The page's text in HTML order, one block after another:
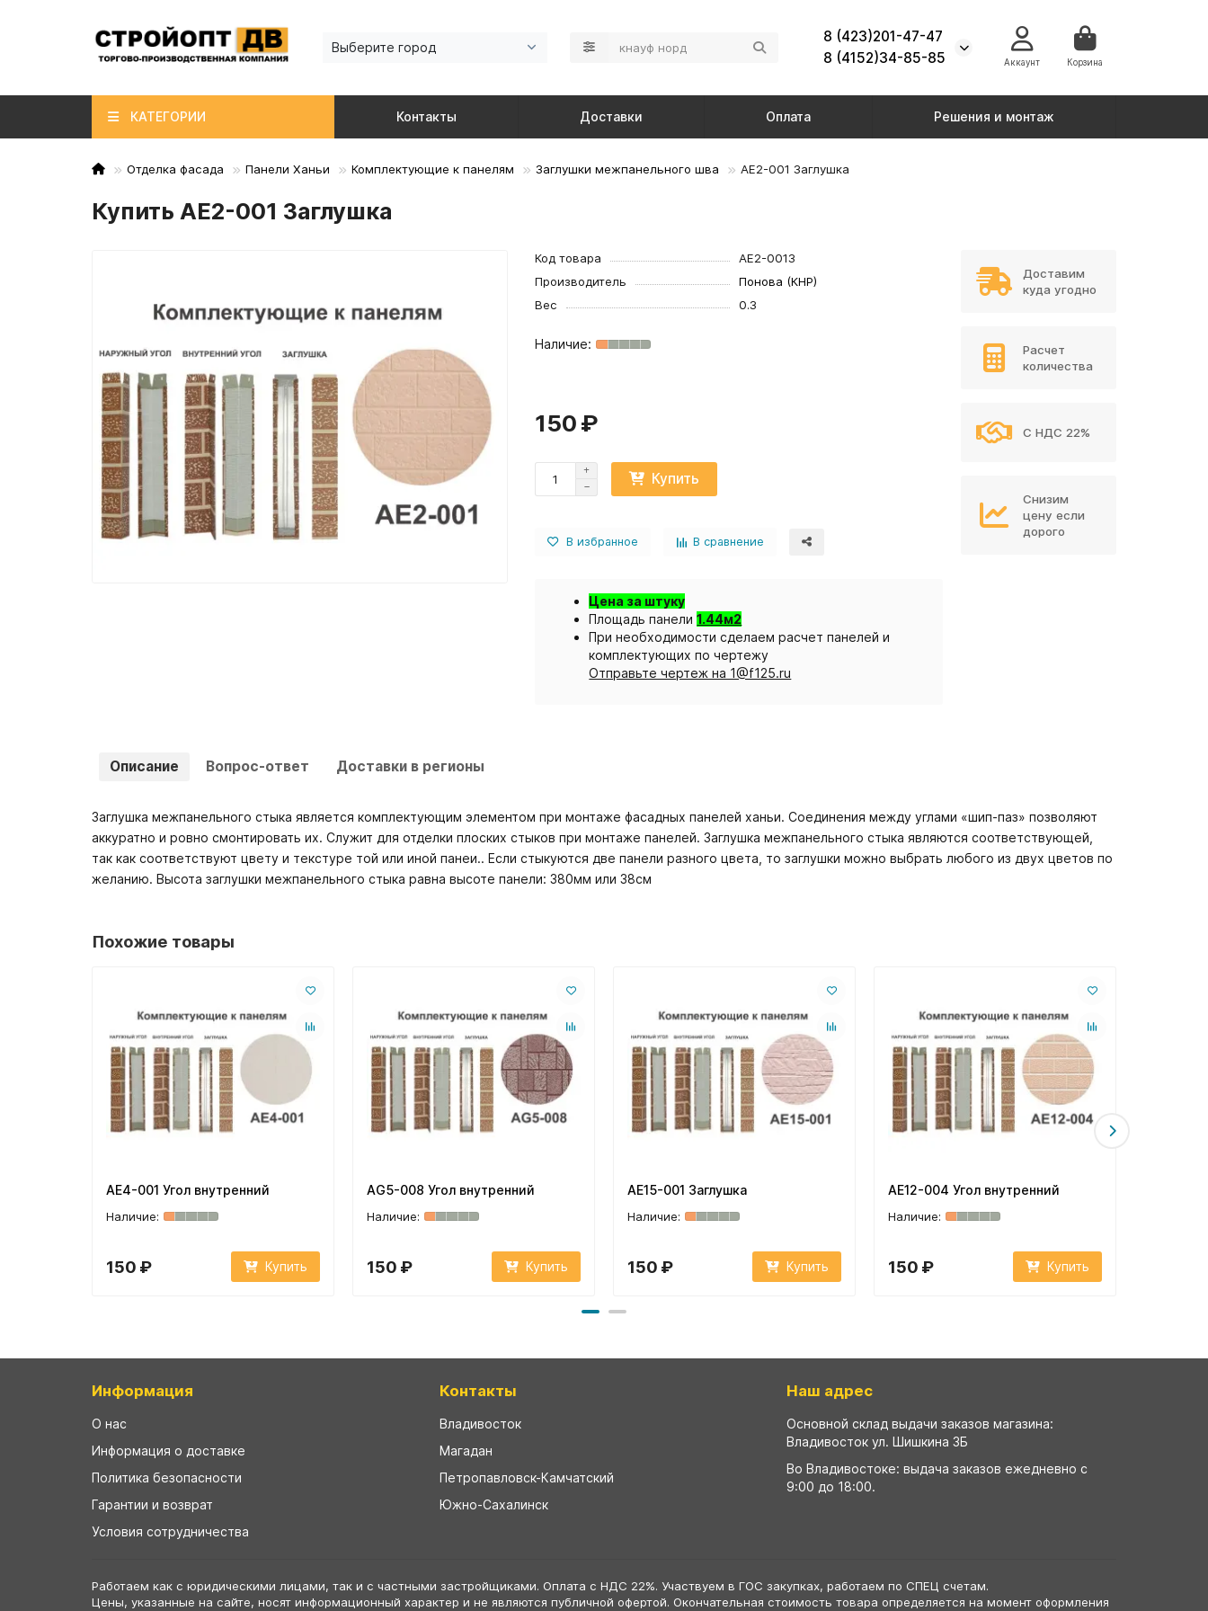
Выберите город
8 (423)201-47-47
8 (4152)34-85-85
Аккаунт Корзина
КАТЕГОРИИ Контакты Доставки Оплата Решения и монтаж
Отделка фасада Панели Ханьи Комплектующие к панелям Заглушки межпанельного шва AE2-001 Заглушка
Купить AE2-001 Заглушка
Код товара
AE2-001З
Производитель
Понова (КНР)
Вес
0.3
150 ₽
Купить
В избранное В сравнение
Цена за штуку
Площадь панели1.44м2
При необходимости сделаем расчет панелей и
комплектующих по чертежу
Отправьте чертеж на 1@f125.ru
Доставим
куда угодно
Расчет
количества
С НДС 22%
Снизим
цену если
дорого
Описание Вопрос-ответ Доставки в регионы
Заглушка межпанельного стыка является комплектующим элементом при монтаже фасадных панелей ханьи. Соединения между углами «шип-паз» позволяют
аккуратно и ровно смонтировать их. Служит для отделки плоских стыков при монтаже панелей. Заглушка межпанельного стыка являются соответствующей,
так как соответствуют цвету и текстуре той или иной панеи.. Если стыкуются две панели разного цвета, то заглушки можно выбрать любого из двух цветов по
желанию. Высота заглушки межпанельного стыка равна высоте панели: 380мм или 38см
Похожие товары
AE4-001 Угол внутренний
150 ₽ Купить
AG5-008 Угол внутренний
150 ₽ Купить
AE15-001 Заглушка
150 ₽ Купить
AE12-004 Угол внутренний
150 ₽ Купить
Информация
О нас
Информация о доставке
Политика безопасности
Гарантии и возврат
Условия сотрудничества
Контакты
Владивосток
Магадан
Петропавловск-Камчатский
Южно-Сахалинск
Наш адрес
Основной склад выдачи заказов магазина:
Владивосток ул. Шишкина 3Б
Во Владивостоке: выдача заказов ежедневно с
9:00 до 18:00.
Работаем как с юридическими лицами, так и с частными застройщиками. Оплата с НДС 22%. Участвуем в ГОС закупках, работаем по СПЕЦ счетам.
Цены, указанные на сайте, носят информационный характер и не являются публичной офертой. Окончательная стоимость товара определяется на момент оформления